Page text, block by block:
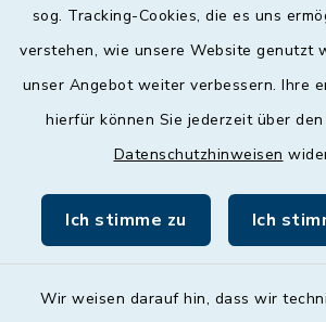
sog. Tracking-Cookies, die es uns
verstehen, wie unsere Website genutzt
unser Angebot weiter verbessern. Ihre
hierfür können Sie jederzeit über
Datenschutzhinweisen
Ich stimme zu Ich
Wir weisen darauf hin, dass wir
Donnerstag
09:00 - 12:00 und 13:00 -
09:00 - 12:00 Uhr